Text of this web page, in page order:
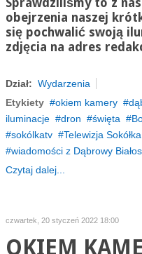
Sprawdziliśmy to z
obejrzenia naszej
się pochwalić swoją
zdjęcia na adres
Dział: Wydarzenia
Etykiety
okiem kamery
iluminacje
dron święta
sokólkatv
Telewizja Sokółka
wiadomości z Dąbrowy
Czytaj dalej...
czwartek, 20 styczeń 2022 18:00
OKIEM